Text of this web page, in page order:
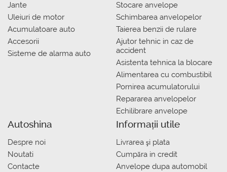
Jante
Uleiuri de motor
Acumulatoare auto
Accesorii
Sisteme de alarma auto
Stocare anvelope
Schimbarea anvelopelor
Taierea benzii de rulare
Ajutor tehnic in caz de
accident
Asistenta tehnica la blocare
Alimentarea cu combustibil
Pornirea acumulatorului
Repararea anvelopelor
Echilibrare anvelope
Autoshina
Despre noi
Noutati
Contacte
Informații utile
Livrarea şi plata
Сumpăra in credit
Anvelope dupa automobil